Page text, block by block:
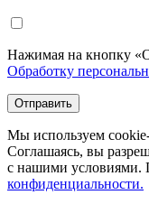
Нажимая на кнопку
Обработку
Отправить
Мы используем
Соглашаясь, вы
с нашими условиями.
конфиденциальности.